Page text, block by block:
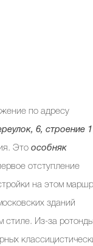
по адресу
6, строение 1
Это особняк
отступление
на этом
зданий
стиле. Из-за